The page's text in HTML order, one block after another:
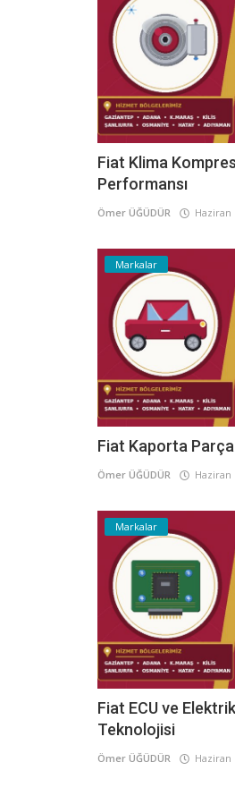
Fiat Klima
Performansı
Ömer ÜĞÜDÜR Haziran
Markalar
Fiat Kaporta
Ömer ÜĞÜDÜR Haziran
Markalar
Fiat ECU ve
Teknolojisi
Ömer ÜĞÜDÜR Haziran